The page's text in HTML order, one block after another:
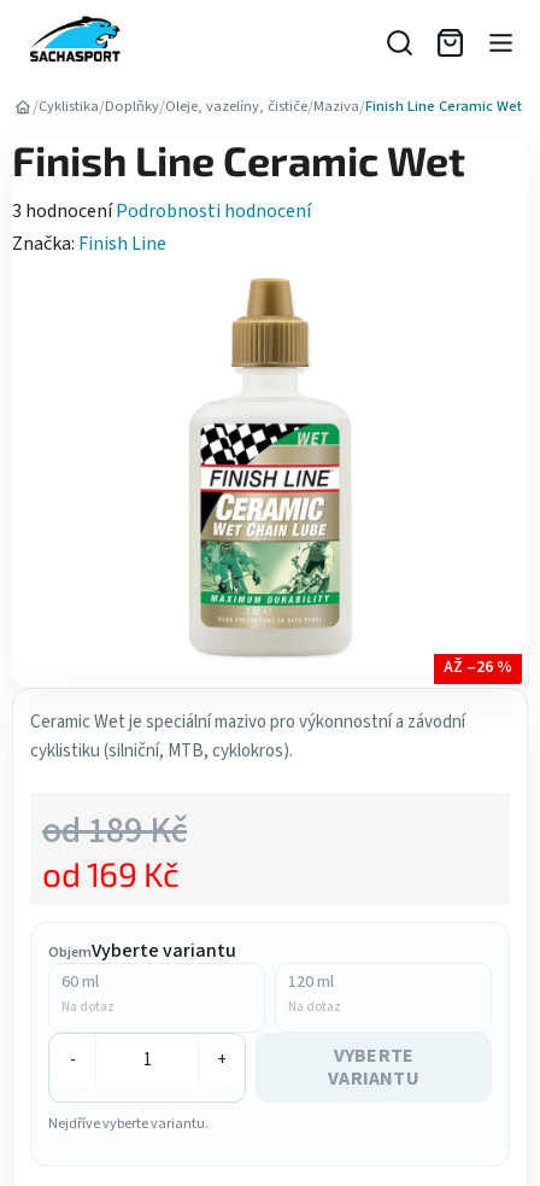
obsah
/Cyklistika/Doplňky/Oleje, vazelíny, čističe/Maziva/Finish Line Ceramic Wet
Ceramic Wet je speciální mazivo pro výkonnostní a závodní
cyklistiku (silniční, MTB, cyklokros).
ObjemVyberte variantu
60 ml
Na dotaz
120 ml
Na dotaz
- +
VYBERTE
VARIANTU
Nejdříve vyberte variantu.
od 189 Kč
od 169 Kč
Finish Line Ceramic Wet
Průměrné
hodnocení
3 hodnoceníPodrobnosti hodnocení
Značka: Finish Line
AŽ –26 %